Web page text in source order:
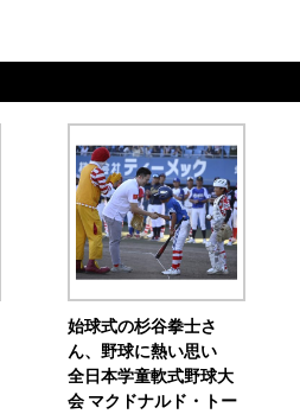
始球式の杉谷拳士さ
ん、野球に熱い思い
全日本学童軟式野球大
会 マクドナルド・トー